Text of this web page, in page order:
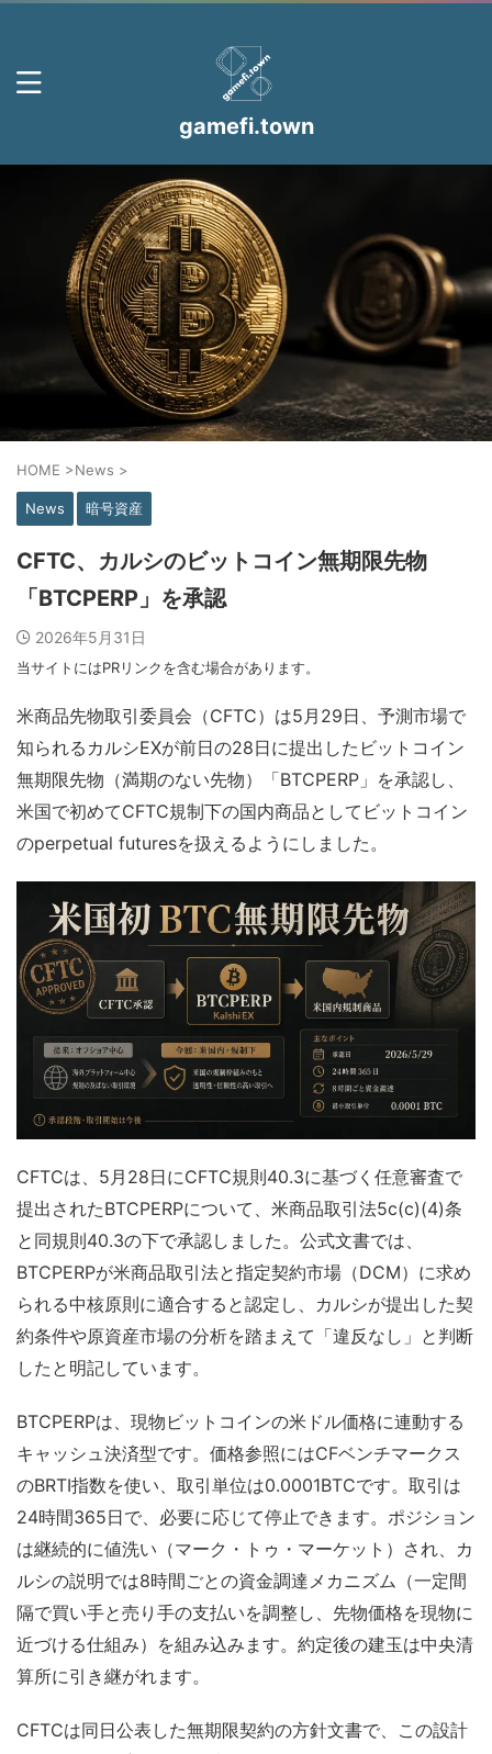
gamefi.town
HOME >News >
News 暗号資産
CFTC、カルシのビットコイン無期限先物
「BTCPERP」を承認
2026年5月31日
当サイトにはPRリンクを含む場合があります。
米商品先物取引委員会（CFTC）は5月29日、予測市場で
知られるカルシEXが前日の28日に提出したビットコイン
無期限先物（満期のない先物）「BTCPERP」を承認し、
米国で初めてCFTC規制下の国内商品としてビットコイン
のperpetual futuresを扱えるようにしました。
CFTCは、5月28日にCFTC規則40.3に基づく任意審査で
提出されたBTCPERPについて、米商品取引法5c(c)(4)条
と同規則40.3の下で承認しました。公式文書では、
BTCPERPが米商品取引法と指定契約市場（DCM）に求め
られる中核原則に適合すると認定し、カルシが提出した契
約条件や原資産市場の分析を踏まえて「違反なし」と判断
したと明記しています。
BTCPERPは、現物ビットコインの米ドル価格に連動する
キャッシュ決済型です。価格参照にはCFベンチマークス
のBRTI指数を使い、取引単位は0.0001BTCです。取引は
24時間365日で、必要に応じて停止できます。ポジション
は継続的に値洗い（マーク・トゥ・マーケット）され、カ
ルシの説明では8時間ごとの資金調達メカニズム（一定間
隔で買い手と売り手の支払いを調整し、先物価格を現物に
近づける仕組み）を組み込みます。約定後の建玉は中央清
算所に引き継がれます。
CFTCは同日公表した無期限契約の方針文書で、この設計